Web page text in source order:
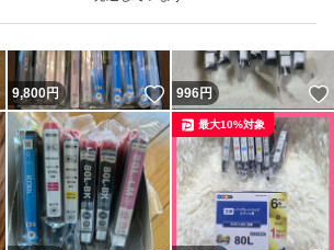
いいね！
9,800円 いいね！
996円
最大10%対象